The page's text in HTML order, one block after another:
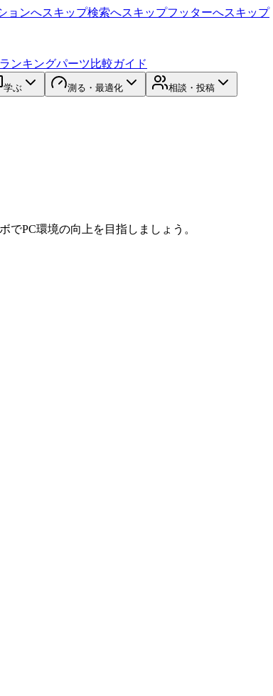
ョンへスキップ検索へスキップフッターへスキップ
ンキングパーツ比較ガイド
学ぶ 測る・最適化 相談・投稿
でPC環境の向上を目指しましょう。